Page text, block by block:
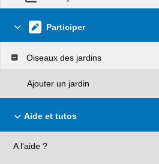
Participer
Oiseaux des jardins
Ajouter un jardin
Aide et tutos
A l'aide ?